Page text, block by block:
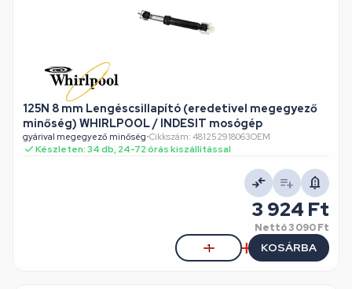
125N 8 mm Lengéscsillapító (eredetivel megegyező
minőség) WHIRLPOOL / INDESIT mosógép
gyárival megegyező minőség•Cikkszám: 481252918063OEM
Készleten: 34 db, 24-72 órás kiszállítással
3 924 Ft
Nettó3 090 Ft
KOSÁRBA